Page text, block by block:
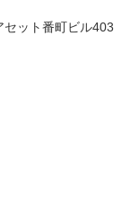
ット番町ビル403